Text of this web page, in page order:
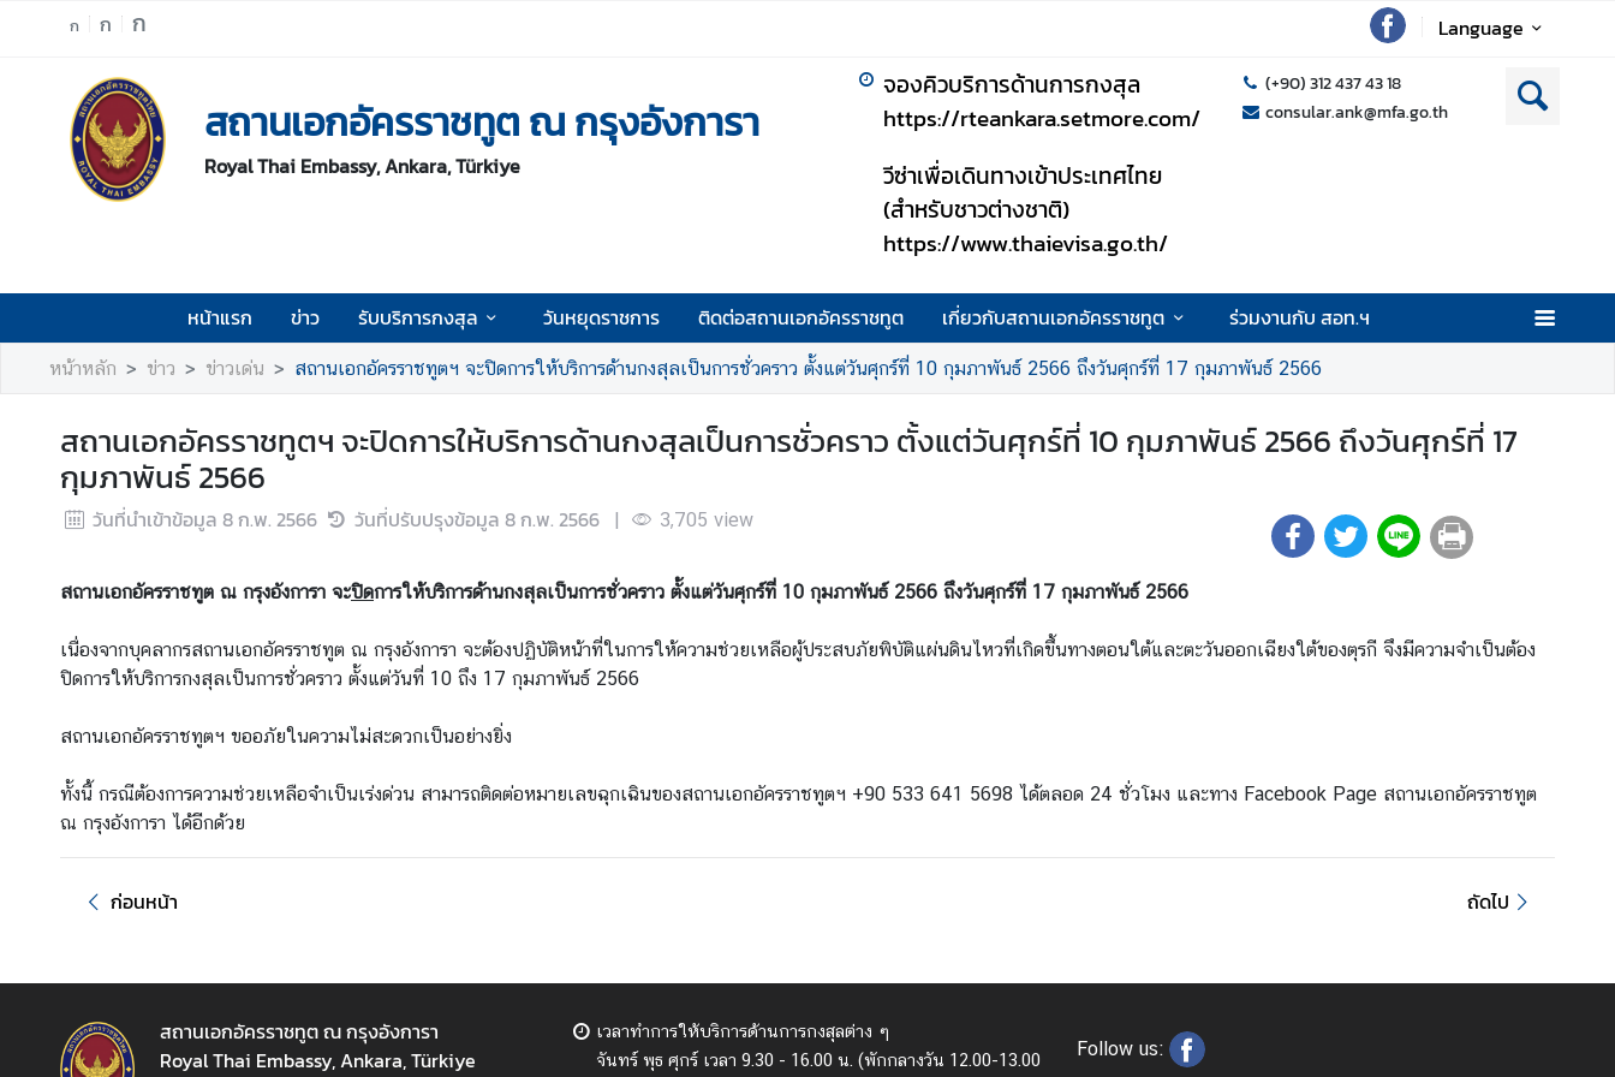
ก ก ก Language
สถานเอกอัครราชทูต ณ กรุงอังการา
Royal Thai Embassy, Ankara, Türkiye
จองคิวบริการด้านการกงสุล
https://rteankara.setmore.com/
วีซ่าเพื่อเดินทางเข้าประเทศไทย
(สำหรับชาวต่างชาติ)
https://www.thaievisa.go.th/
(+90) 312 437 43 18
consular.ank@mfa.go.th
หน้าแรก ข่าว รับบริการกงสุล วันหยุดราชการ ติดต่อสถานเอกอัครราชทูต เกี่ยวกับสถานเอกอัครราชทูต ร่วมงานกับ สอท.ฯ
า
รั
บ
ริ
ก
า
ก
สุ
ล
วั
น
ห
ยุ
ด
ก
หน้าหลัก ข่าว ข่าวเด่น สถานเอกอัครราชทูตฯ จะปิดการให้บริการด้านกงสุลเป็นการชั่วคราว ตั้งแต่วันศุกร์ที่ 10 กุมภาพันธ์ 2566 ถึงวันศุกร์ที่ 17 กุมภาพันธ์ 2566
สถานเอกอัครราชทูตฯ จะปิดการให้บริการด้านกงสุลเป็นการชั่วคราว ตั้งแต่วันศุกร์ที่ 10 กุมภาพันธ์ 2566 ถึงวันศุกร์ที่ 17
กุมภาพันธ์ 2566
วันที่นำเข้าข้อมูล 8 ก.พ. 2566 วันที่ปรับปรุงข้อมูล 8 ก.พ. 2566 | 3,705 view
สถานเอกอัครราชทูต ณ กรุงอังการา จะปิดการให้บริการด้านกงสุลเป็นการชั่วคราว ตั้งแต่วันศุกร์ที่ 10 กุมภาพันธ์ 2566 ถึงวันศุกร์ที่ 17 กุมภาพันธ์ 2566
เนื่องจากบุคลากรสถานเอกอัครราชทูต ณ กรุงอังการา จะต้องปฏิบัติหน้าที่ในการให้ความช่วยเหลือผู้ประสบภัยพิบัติแผ่นดินไหวที่เกิดขึ้นทางตอนใต้และตะวันออกเฉียงใต้ของตุรกี จึงมีความจำเป็นต้อง
ปิดการให้บริการกงสุลเป็นการชั่วคราว ตั้งแต่วันที่ 10 ถึง 17 กุมภาพันธ์ 2566
สถานเอกอัครราชทูตฯ ขออภัยในความไม่สะดวกเป็นอย่างยิ่ง
ทั้งนี้ กรณีต้องการความช่วยเหลือจำเป็นเร่งด่วน สามารถติดต่อหมายเลขฉุกเฉินของสถานเอกอัครราชทูตฯ +90 533 641 5698 ได้ตลอด 24 ชั่วโมง และทาง Facebook Page สถานเอกอัครราชทูต
ณ กรุงอังการา ได้อีกด้วย
ก่อนหน้า ถัดไป
สถานเอกอัครราชทูต ณ กรุงอังการา
Royal Thai Embassy, Ankara, Türkiye
เวลาทำการให้บริการด้านการกงสุลต่าง ๆ
จันทร์ พุธ ศุกร์ เวลา 9.30 - 16.00 น. (พักกลางวัน 12.00-13.00 Follow us: